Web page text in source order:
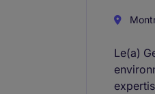
Le(a)